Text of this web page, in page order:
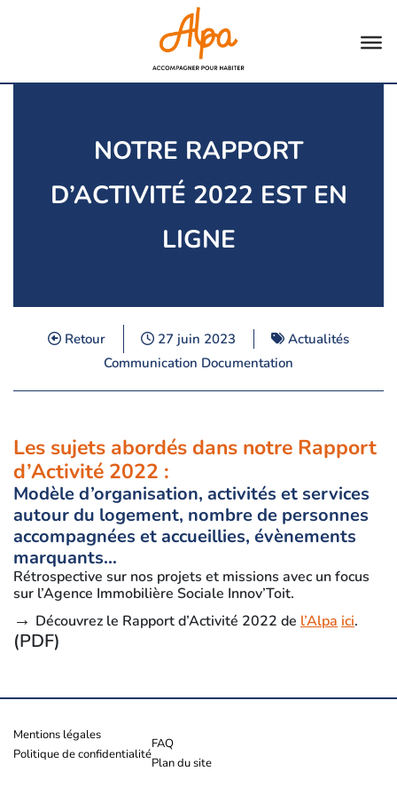
NOTRE RAPPORT
D’ACTIVITÉ 2022 EST EN
LIGNE
Retour 27 juin 2023
Actualités
Communication Documentation
Les sujets abordés dans notre Rapport
d’Activité 2022 :
Modèle d’organisation, activités et services
autour du logement, nombre de personnes
accompagnées et accueillies, évènements
marquants…
Rétrospective sur nos projets et missions avec un focus
sur l’Agence Immobilière Sociale Innov’Toit.
→ Découvrez le Rapport d’Activité 2022 de l’Alpa ici.
(PDF)
Mentions légales
Politique de confidentialité
FAQ
Plan du site